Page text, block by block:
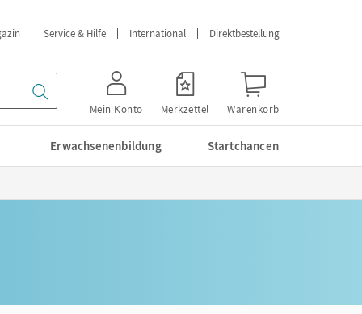
Service & Hilfe International Direktbestellung
Mein Konto Merkzettel Warenkorb
Erwachsenenbildung Startchancen